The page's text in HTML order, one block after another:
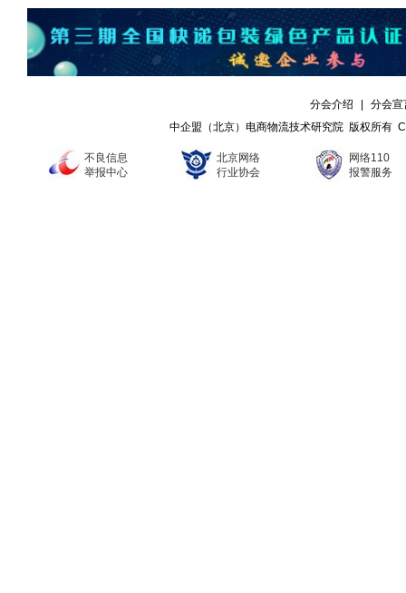
分会介绍 |
分会宣
中企盟（北京）电商物流技术研究院 版权所
不良信息
举报中心
北京网络
行业协会
网络110
报警服务